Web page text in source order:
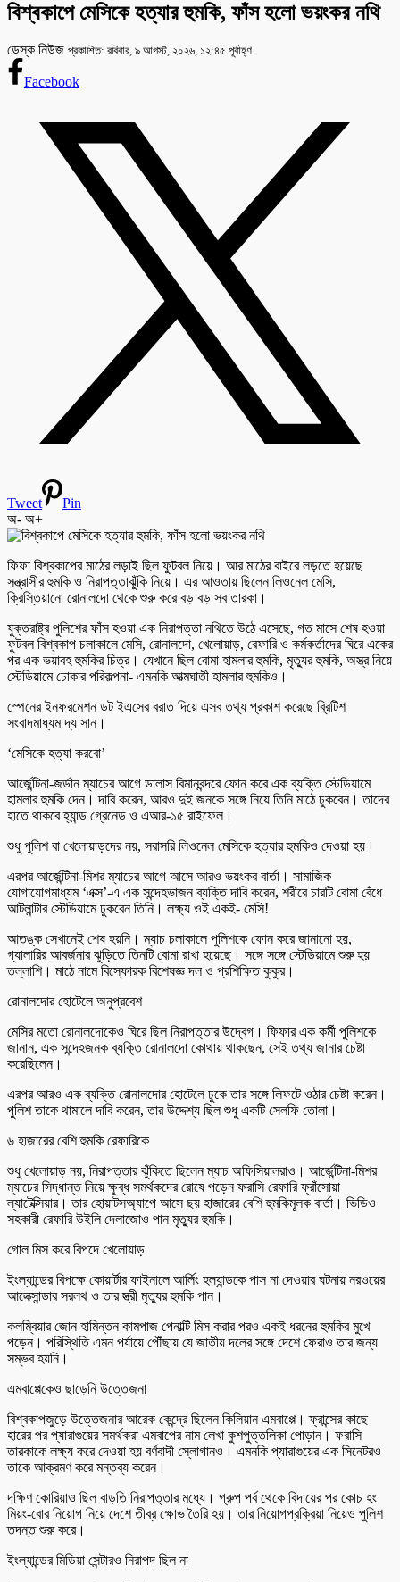
বিশ্বকাপে মেসিকে হত্যার হুমকি, ফাঁস হলো ভয়ংকর নথি
ডেস্ক নিউজ প্রকাশিত: রবিবার, ৯ আগস্ট, ২০২৬, ১২:৪৫ পূর্বাহ্ণ
Facebook
Tweet
Pin
অ- অ+
ফিফা বিশ্বকাপের মাঠের লড়াই ছিল ফুটবল নিয়ে। আর মাঠের বাইরে লড়তে হয়েছে
সন্ত্রাসীর হুমকি ও নিরাপত্তাঝুঁকি নিয়ে। এর আওতায় ছিলেন লিওনেল মেসি,
ক্রিস্তিয়ানো রোনালদো থেকে শুরু করে বড় বড় সব তারকা।
যুক্তরাষ্ট্র পুলিশের ফাঁস হওয়া এক নিরাপত্তা নথিতে উঠে এসেছে, গত মাসে শেষ হওয়া
ফুটবল বিশ্বকাপ চলাকালে মেসি, রোনালদো, খেলোয়াড়, রেফারি ও কর্মকর্তাদের ঘিরে একের
পর এক ভয়াবহ হুমকির চিত্র। যেখানে ছিল বোমা হামলার হুমকি, মৃত্যুর হুমকি, অস্ত্র নিয়ে
স্টেডিয়ামে ঢোকার পরিকল্পনা- এমনকি আত্মঘাতী হামলার হুমকিও।
স্পেনের ইনফরমেশন ডট ইএসের বরাত দিয়ে এসব তথ্য প্রকাশ করেছে ব্রিটিশ
সংবাদমাধ্যম দ্য সান।
‘মেসিকে হত্যা করবো’
আর্জেন্টিনা-জর্ডান ম্যাচের আগে ডালাস বিমানবন্দরে ফোন করে এক ব্যক্তি স্টেডিয়ামে
হামলার হুমকি দেন। দাবি করেন, আরও দুই জনকে সঙ্গে নিয়ে তিনি মাঠে ঢুকবেন। তাদের
হাতে থাকবে হ্যান্ড গ্রেনেড ও এআর-১৫ রাইফেল।
শুধু পুলিশ বা খেলোয়াড়দের নয়, সরাসরি লিওনেল মেসিকে হত্যার হুমকিও দেওয়া হয়।
এরপর আর্জেন্টিনা-মিশর ম্যাচের আগে আসে আরও ভয়ংকর বার্তা। সামাজিক
যোগাযোগমাধ্যম ‘এক্স’-এ এক সন্দেহভাজন ব্যক্তি দাবি করেন, শরীরে চারটি বোমা বেঁধে
আটলান্টার স্টেডিয়ামে ঢুকবেন তিনি। লক্ষ্য ওই একই- মেসি!
আতঙ্ক সেখানেই শেষ হয়নি। ম্যাচ চলাকালে পুলিশকে ফোন করে জানানো হয়,
গ্যালারির আবর্জনার ঝুড়িতে তিনটি বোমা রাখা হয়েছে। সঙ্গে সঙ্গে স্টেডিয়ামে শুরু হয়
তল্লাশি। মাঠে নামে বিস্ফোরক বিশেষজ্ঞ দল ও প্রশিক্ষিত কুকুর।
রোনালদোর হোটেলে অনুপ্রবেশ
মেসির মতো রোনালদোকেও ঘিরে ছিল নিরাপত্তার উদ্বেগ। ফিফার এক কর্মী পুলিশকে
জানান, এক সন্দেহজনক ব্যক্তি রোনালদো কোথায় থাকছেন, সেই তথ্য জানার চেষ্টা
করেছিলেন।
এরপর আরও এক ব্যক্তি রোনালদোর হোটেলে ঢুকে তার সঙ্গে লিফটে ওঠার চেষ্টা করেন।
পুলিশ তাকে থামালে দাবি করেন, তার উদ্দেশ্য ছিল শুধু একটি সেলফি তোলা।
৬ হাজারের বেশি হুমকি রেফারিকে
শুধু খেলোয়াড় নয়, নিরাপত্তার ঝুঁকিতে ছিলেন ম্যাচ অফিসিয়ালরাও। আর্জেন্টিনা-মিশর
ম্যাচের সিদ্ধান্ত নিয়ে ক্ষুব্ধ সমর্থকদের রোষে পড়েন ফরাসি রেফারি ফ্রাঁসোয়া
ল্যাটেক্সিয়ার। তার হোয়াটসঅ্যাপে আসে ছয় হাজারের বেশি হুমকিমূলক বার্তা। ভিডিও
সহকারী রেফারি উইলি দেলাজোও পান মৃত্যুর হুমকি।
গোল মিস করে বিপদে খেলোয়াড়
ইংল্যান্ডের বিপক্ষে কোয়ার্টার ফাইনালে আর্লিং হল্যান্ডকে পাস না দেওয়ার ঘটনায় নরওয়ের
আলেক্সান্ডার সরলথ ও তার স্ত্রী মৃত্যুর হুমকি পান।
কলম্বিয়ার জোন হামিন্তন কামপাজ পেনাল্টি মিস করার পরও একই ধরনের হুমকির মুখে
পড়েন। পরিস্থিতি এমন পর্যায়ে পৌঁছায় যে জাতীয় দলের সঙ্গে দেশে ফেরাও তার জন্য
সম্ভব হয়নি।
এমবাপ্পেকেও ছাড়েনি উত্তেজনা
বিশ্বকাপজুড়ে উত্তেজনার আরেক কেন্দ্রে ছিলেন কিলিয়ান এমবাপ্পে। ফ্রান্সের কাছে
হারের পর প্যারাগুয়ের সমর্থকরা এমবাপের নাম লেখা কুশপুত্তলিকা পোড়ান। ফরাসি
তারকাকে লক্ষ্য করে দেওয়া হয় বর্ণবাদী স্লোগানও। এমনকি প্যারাগুয়ের এক সিনেটরও
তাকে আক্রমণ করে মন্তব্য করেন।
দক্ষিণ কোরিয়াও ছিল বাড়তি নিরাপত্তার মধ্যে। গ্রুপ পর্ব থেকে বিদায়ের পর কোচ হং
মিয়ং-বোর নিয়োগ নিয়ে দেশে তীব্র ক্ষোভ তৈরি হয়। তার নিয়োগপ্রক্রিয়া নিয়েও পুলিশ
তদন্ত শুরু করে।
ইংল্যান্ডের মিডিয়া সেন্টারও নিরাপদ ছিল না